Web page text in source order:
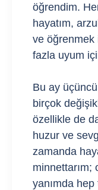
öğrendim.
hayatım,
ve öğrenmek
fazla uyum
Bu ay
birçok
özellikle de
huzur ve
zamanda
minnettarım;
yanımda hep